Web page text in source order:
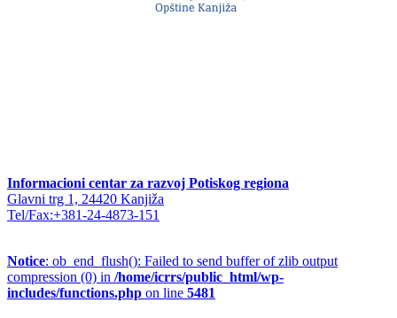
Informacioni centar za razvoj Potiskog regiona
Glavni trg 1, 24420 Kanjiža
Tel/Fax:+381-24-4873-151
Notice: ob_end_flush(): Failed to send buffer of zlib output
compression (0) in /home/icrrs/public_html/wp-
includes/functions.php on line 5481